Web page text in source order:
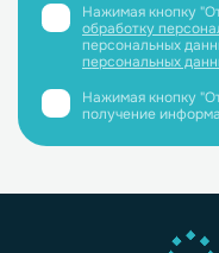
Нажимая кнопку
обработку
персональных
персональных
Нажимая кнопку
получение